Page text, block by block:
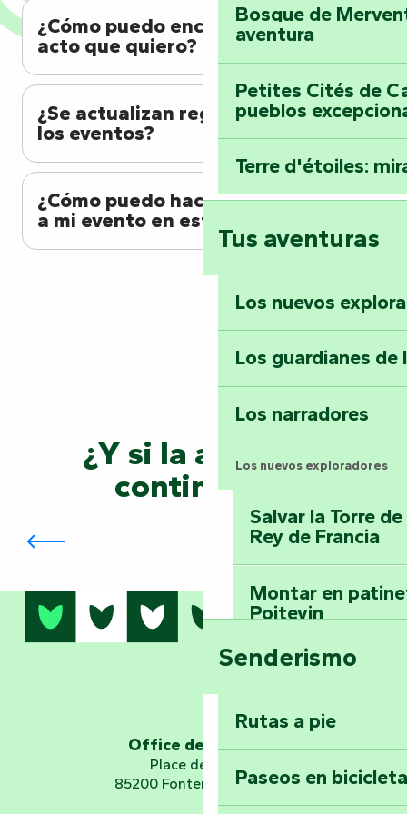
Bosque de
aventura
Petites Cités de
pueblos
Terre d'étoiles:
Tus aventuras
Los nuevos
Los guardianes de
Los narradores
Los nuevos exploradores
Salvar la Torre
Rey de Francia
Montar en
Poitevin
Domine los
Vouvant
Embárquese en
Planetario
Senderismo
Rutas a pie
Paseos en
¿Cómo puedo encontrar el
acto que quiero?
¿Se actualizan regularmente
los eventos?
¿Cómo puedo hacer referencia
a mi evento en esta agenda?
¿Y si la aventura
continuara?
Órgano y música en Vouvant
Office de tourisme
Place de Verdun
85200 Fontenay-le-Comte